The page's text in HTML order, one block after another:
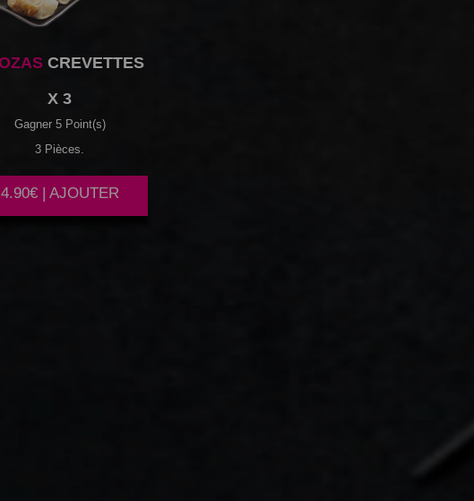
CREVETTES
X 3
Gagner 5 Point(s)
3 Pièces.
4.90€ | AJOUTER